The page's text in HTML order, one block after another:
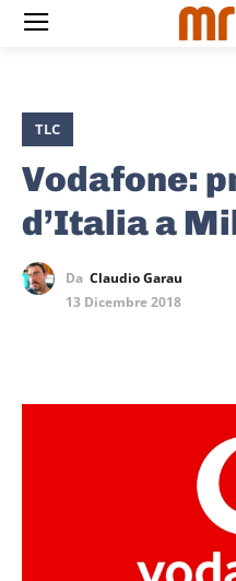
TLC
Vodafone:
d’Italia a
Da Claudio Garau
13 Dicembre 2018